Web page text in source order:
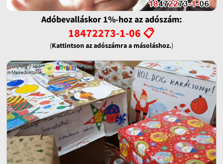
Adóbevalláskor 1%-hoz az adószám:
18472273-1-06 📋
(Kattintson az adószámra a másoláshoz.)